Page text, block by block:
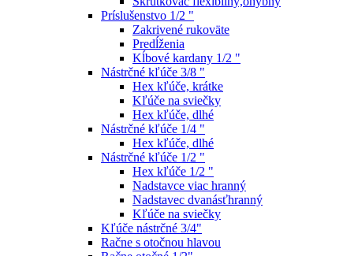
Príslušenstvo 1/2 "
Zakrivené rukoväte
Predĺženia
Kĺbové kardany 1/2 "
Nástrčné kľúče 3/8 "
Hex kľúče, krátke
Kľúče na sviečky
Hex kľúče, dlhé
Nástrčné kľúče 1/4 "
Hex kľúče, dlhé
Nástrčné kľúče 1/2 "
Hex kľúče 1/2 "
Nadstavce viac hranný
Nadstavec dvanásťhranný
Kľúče na sviečky
Kľúče nástrčné 3/4"
Račne s otočnou hlavou